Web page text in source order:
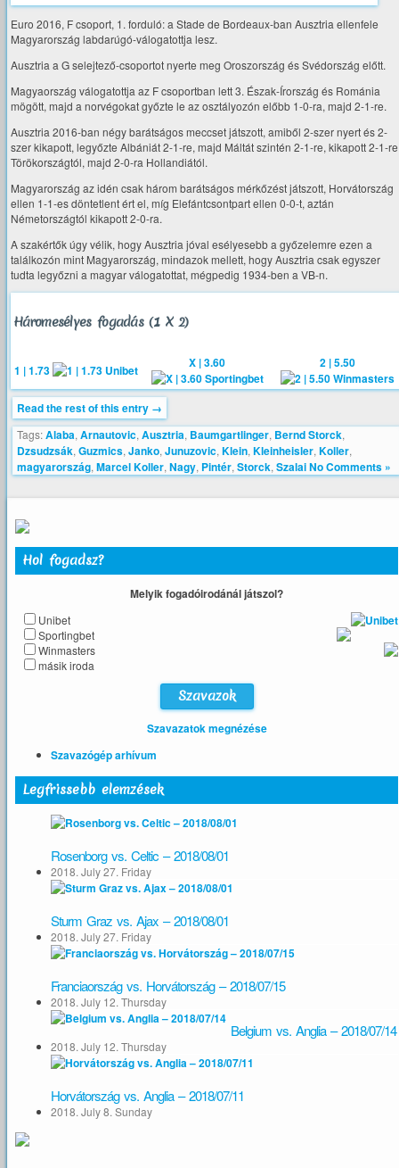
Euro 2016, F csoport, 1. forduló: a Stade de Bordeaux-ban Ausztria ellenfele
Magyarország labdarúgó-válogatottja lesz.
Ausztria a G selejtező-csoportot nyerte meg Oroszország és Svédország előtt.
Magyaország válogatottja az F csoportban lett 3. Észak-Írország és Románia
mögött, majd a norvégokat győzte le az osztályozón előbb 1-0-ra, majd 2-1-re.
Ausztria 2016-ban négy barátságos meccset játszott, amiből 2-szer nyert és 2-
szer kikapott, legyőzte Albániát 2-1-re, majd Máltát szintén 2-1-re, kikapott 2-1-re
Törökországtól, majd 2-0-ra Hollandiától.
Magyarország az idén csak három barátságos mérkőzést játszott, Horvátország
ellen 1-1-es döntetlent ért el, míg Elefántcsontpart ellen 0-0-t, aztán
Németországtól kikapott 2-0-ra.
A szakértők úgy vélik, hogy Ausztria jóval esélyesebb a győzelemre ezen a
találkozón mint Magyarország, mindazok mellett, hogy Ausztria csak egyszer
tudta legyőzni a magyar válogatottat, mégpedig 1934-ben a VB-n.
Háromesélyes fogadás (1 X 2)
1 | 1.73 X | 3.60 2 | 5.50
Read the rest of this entry →
Tags:Alaba, Arnautovic, Ausztria, Baumgartlinger, Bernd Storck,
Dzsudzsák, Guzmics, Janko, Junuzovic, Klein, Kleinheisler, Koller,
magyarország, Marcel Koller, Nagy, Pintér, Storck, SzalaiNo Comments »
Hol fogadsz?
Melyik fogadóirodánál játszol?
Unibet
Sportingbet
Winmasters
másik iroda
Szavazatok megnézése
Szavazógép arhívum
Legfrissebb elemzések
Rosenborg vs. Celtic – 2018/08/01
2018. July 27. Friday
Sturm Graz vs. Ajax – 2018/08/01
2018. July 27. Friday
Franciaország vs. Horvátország – 2018/07/15
2018. July 12. Thursday
Belgium vs. Anglia – 2018/07/14
2018. July 12. Thursday
Horvátország vs. Anglia – 2018/07/11
2018. July 8. Sunday